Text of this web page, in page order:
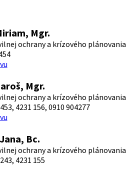
Mgr.
ochrany a krízového plánovania
Mgr.
ochrany a krízového plánovania
4231 156, 0910 904277
Bc.
ochrany a krízového plánovania
4231 155